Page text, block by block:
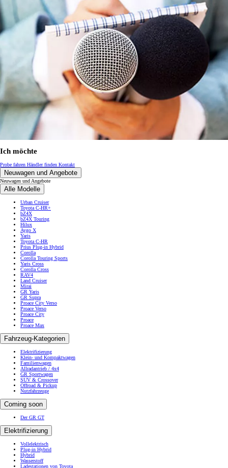
Ich möchte
Probe fahren Händler finden Kontakt
Neuwagen und Angebote
Neuwagen und Angebote
Alle Modelle
Urban Cruiser
Toyota C-HR+
bZ4X
bZ4X Touring
Hilux
Aygo X
Yaris
Toyota C-HR
Prius Plug-in Hybrid
Corolla
Corolla Touring Sports
Yaris Cross
Corolla Cross
RAV4
Land Cruiser
Mirai
GR Yaris
GR Supra
Proace City Verso
Proace Verso
Proace City
Proace
Proace Max
Fahrzeug-Kategorien
Elektrifizierung
Klein- und Kompaktwagen
Familienwagen
Allradantrieb / 4x4
GR Sportwagen
SUV & Crossover
Offroad & Pickup
Nutzfahrzeuge
Coming soon
Der GR GT
Elektrifizierung
Vollelektrisch
Plug-in Hybrid
Hybrid
Wasserstoff
Ladestationen von Toyota